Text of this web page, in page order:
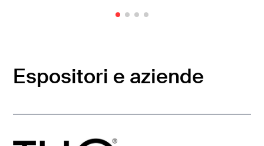
Espositori e aziende